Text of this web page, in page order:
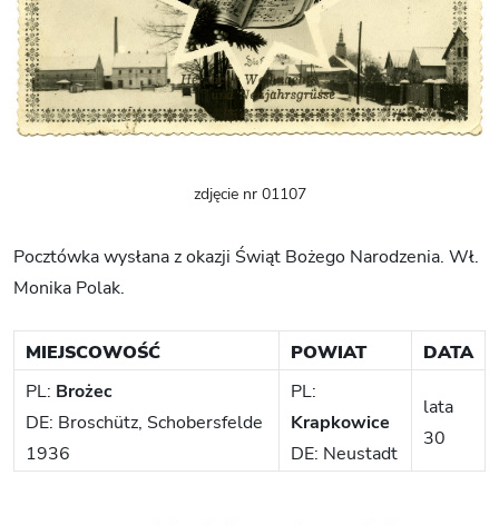
zdjęcie nr 01107
Pocztówka wysłana z okazji Świąt Bożego Narodzenia. Wł.
Monika Polak.
MIEJSCOWOŚĆ POWIAT
DATA
PL: Brożec
DE: Broschütz, Schobersfelde
1936
PL:
Krapkowice
DE: Neustadt
lata
30